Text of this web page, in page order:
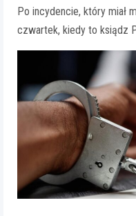
Po incydencie, który miał
czwartek, kiedy to ksiądz